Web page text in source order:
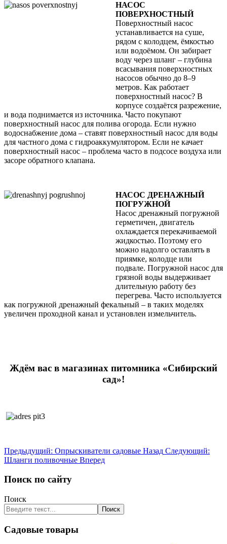
НАСОС
ПОВЕРХНОСТНЫЙ
Поверхностный насос
устанавливается на суше,
рядом с колодцем, ёмкостью
или водоёмом. Он забирает
воду через шланг – глубина
всасывания поверхностных
насосов обычно до 8–9
метров. Как работает
поверхностный насос? В
корпусе создаётся разрежение,
и вода поднимается из источника. Часто покупают
поверхностный насос для полива огорода. Если нужно
водоснабжение дома – ставят поверхностный насос для воды
для частного дома с гидроаккумулятором. Если не качает
поверхностный насос – проблема часто в подсосе воздуха или
засоре обратного клапана.
НАСОС ДРЕНАЖНЫЙ
ПОГРУЖНОЙ
Насос дренажный погружной
герметичен, двигатель
охлаждается перекачиваемой
жидкостью. Поэтому его
можно надолго оставлять в
приямке, колодце или
подвале. Погружной насос для
грязной воды выдерживает
длительную работу без
перегрева. Часто используется
как погружной дренажный фекальный – в таких моделях
увеличен проходной канал и установлен измельчитель.
Ждём вас в магазинах питомника «Сибирский
сад»!
Предыдущий: Опрыскиватели садовые Назад Следующий:
Шланги поливочные Вперед
Поиск по сайту
Поиск
Поиск
Садовые товары